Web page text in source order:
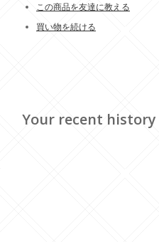
この商品を友達に教える
買い物を続ける
Your recent history